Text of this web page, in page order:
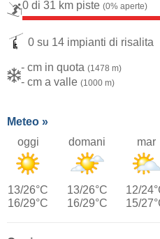
0 di 31 km piste (0% aperte)
0 su 14 impianti di risalita
- cm in quota (1478 m)
- cm a valle (1000 m)
Meteo »
oggi
13/26°C
16/29°C
domani
13/26°C
16/29°C
mar
12/
15/